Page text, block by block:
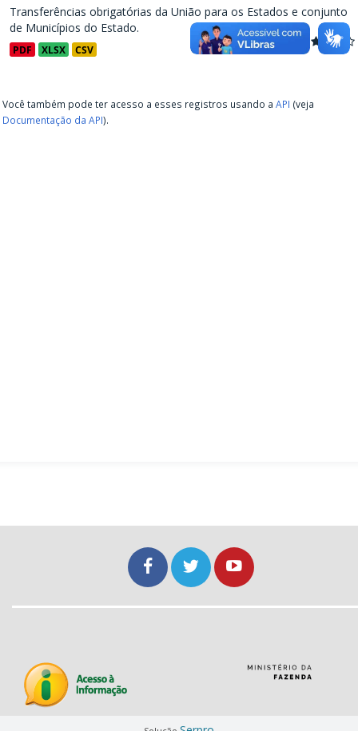
Transferências obrigatórias da União para os Estados e conjunto
de Municípios do Estado.
PDF XLSX CSV
Você também pode ter acesso a esses registros usando a API (veja
Documentação da API).